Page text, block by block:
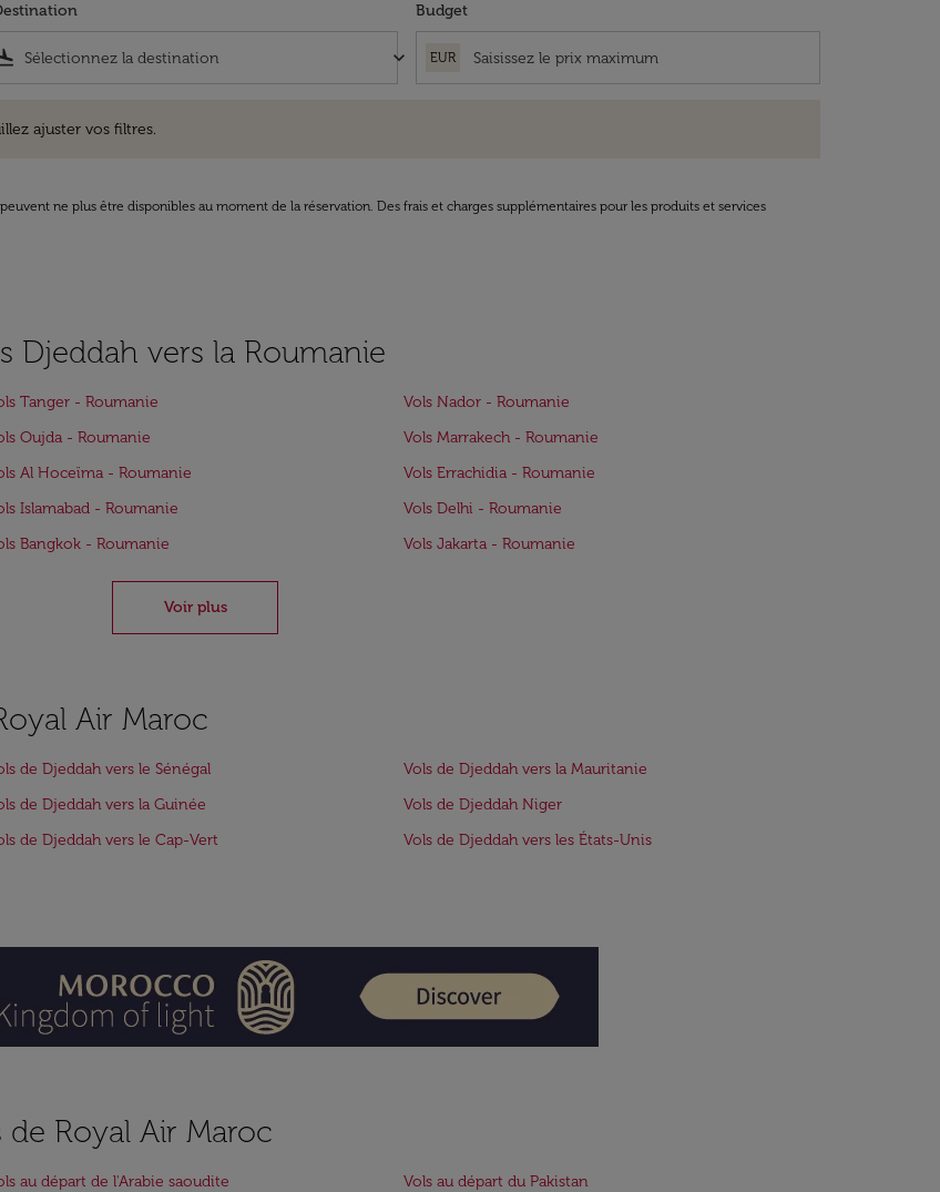
keyboard_arrow_down
Budget
EUR
ajuster vos filtres.
ne plus être disponibles au moment de la réservation. Des frais et charges supplémentaires pour les produits et services
Djeddah vers la Roumanie
Tanger - Roumanie
Vols Nador - Roumanie
Oujda - Roumanie
Vols Marrakech - Roumanie
Al Hoceïma - Roumanie
Vols Errachidia - Roumanie
Islamabad - Roumanie
Vols Delhi - Roumanie
Bangkok - Roumanie Vols Jakarta - Roumanie
Voir plus
Air Maroc
de Djeddah vers le Sénégal
Vols de Djeddah vers la Mauritanie
de Djeddah vers la Guinée
Vols de Djeddah Niger
de Djeddah vers le Cap-Vert
Vols de Djeddah vers les États-Unis
Royal Air Maroc
au départ de l'Arabie saoudite
Vols au départ du Pakistan